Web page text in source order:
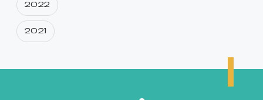
2022
2021